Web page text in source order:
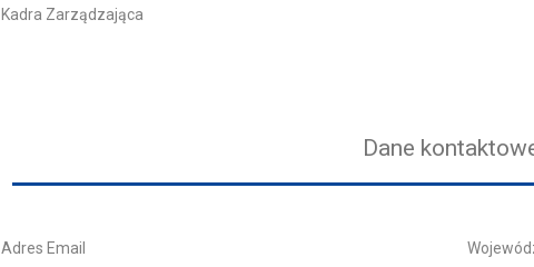
Kadra Zarządzająca
Dane
Adres Email